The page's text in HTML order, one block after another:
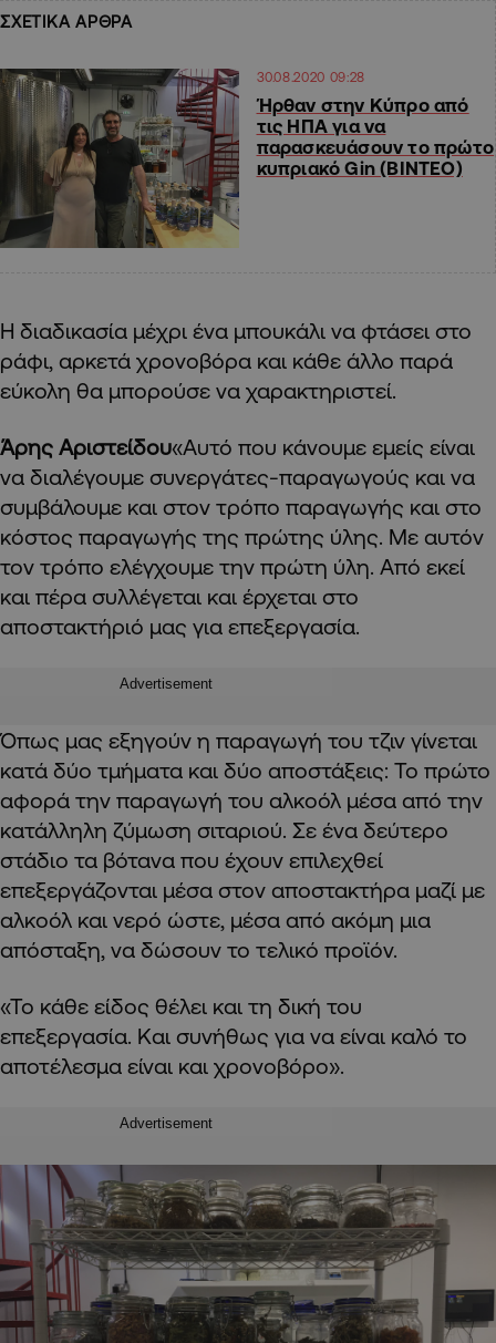
ΣΧΕΤΙΚΑ ΑΡΘΡΑ
30.08.2020 09:28
Ήρθαν στην Κύπρο από
τις ΗΠΑ για να
παρασκευάσουν το πρώτο
κυπριακό Gin (ΒΙΝΤΕΟ)
Η διαδικασία μέχρι ένα μπουκάλι να φτάσει στο
ράφι, αρκετά χρονοβόρα και κάθε άλλο παρά
εύκολη θα μπορούσε να χαρακτηριστεί.
Άρης Αριστείδου«Αυτό που κάνουμε εμείς είναι
να διαλέγουμε συνεργάτες-παραγωγούς και να
συμβάλουμε και στον τρόπο παραγωγής και στο
κόστος παραγωγής της πρώτης ύλης. Με αυτόν
τον τρόπο ελέγχουμε την πρώτη ύλη. Από εκεί
και πέρα συλλέγεται και έρχεται στο
αποστακτήριό μας για επεξεργασία.
Advertisement
Όπως μας εξηγούν η παραγωγή του τζιν γίνεται
κατά δύο τμήματα και δύο αποστάξεις: Το πρώτο
αφορά την παραγωγή του αλκοόλ μέσα από την
κατάλληλη ζύμωση σιταριού. Σε ένα δεύτερο
στάδιο τα βότανα που έχουν επιλεχθεί
επεξεργάζονται μέσα στον αποστακτήρα μαζί με
αλκοόλ και νερό ώστε, μέσα από ακόμη μια
απόσταξη, να δώσουν το τελικό προϊόν.
«Το κάθε είδος θέλει και τη δική του
επεξεργασία. Και συνήθως για να είναι καλό το
αποτέλεσμα είναι και χρονοβόρο».
Advertisement